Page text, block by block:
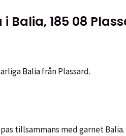
Balia, 185 08
Baliafrån Plassard.
tillsammans med garnet Balia.